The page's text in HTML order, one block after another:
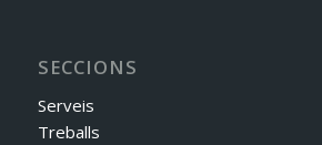
SECCIONS
Serveis
Treballs